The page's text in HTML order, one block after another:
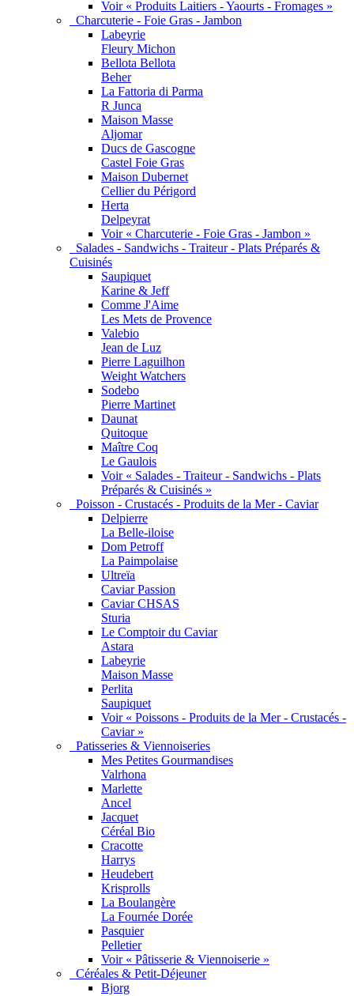
Voir « Produits Laitiers - Yaourts - Fromages »
Charcuterie - Foie Gras - Jambon
Labeyrie
Fleury Michon
Bellota Bellota
Beher
La Fattoria di Parma
R Junca
Maison Masse
Aljomar
Ducs de Gascogne
Castel Foie Gras
Maison Dubernet
Cellier du Périgord
Herta
Delpeyrat
Voir « Charcuterie - Foie Gras - Jambon »
Salades - Sandwichs - Traiteur - Plats Préparés &
Cuisinés
Saupiquet
Karine & Jeff
Comme J'Aime
Les Mets de Provence
Valebio
Jean de Luz
Pierre Laguilhon
Weight Watchers
Sodebo
Pierre Martinet
Daunat
Quitoque
Maître Coq
Le Gaulois
Voir « Salades - Traiteur - Sandwichs - Plats
Préparés & Cuisinés »
Poisson - Crustacés - Produits de la Mer - Caviar
Delpierre
La Belle-iloise
Dom Petroff
La Paimpolaise
Ultreïa
Caviar Passion
Caviar CHSAS
Sturia
Le Comptoir du Caviar
Astara
Labeyrie
Maison Masse
Perlita
Saupiquet
Voir « Poissons - Produits de la Mer - Crustacés -
Caviar »
Patisseries & Viennoiseries
Mes Petites Gourmandises
Valrhona
Marlette
Ancel
Jacquet
Céréal Bio
Cracotte
Harrys
Heudebert
Krisprolls
La Boulangère
La Fournée Dorée
Pasquier
Pelletier
Voir « Pâtisserie & Viennoiserie »
Céréales & Petit-Déjeuner
Bjorg